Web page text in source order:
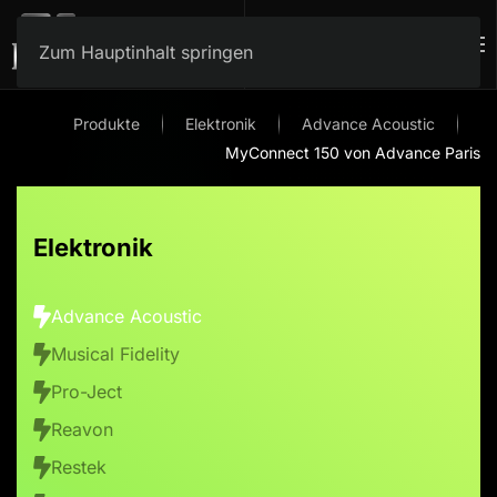
Zum Hauptinhalt springen
Produkte Elektronik
Advance Acoustic
MyConnect 150 von Advance Paris
Elektronik
Advance Acoustic
Musical Fidelity
Pro-Ject
Reavon
Restek